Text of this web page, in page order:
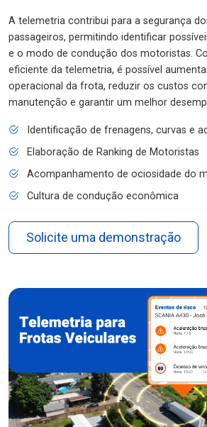
A telemetria contribui para a segurança
passageiros, permitindo identificar
e o modo de condução dos motoristas.
eficiente da telemetria, é possível
operacional da frota, reduzir os custos
manutenção e garantir um melhor
Identificação de frenagens, curvas e
Elaboração de Ranking de Motoristas
Acompanhamento de ociosidade do
Cultura de condução econômica
Solicite uma demonstração